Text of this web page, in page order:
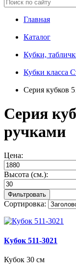
Главная
Каталог
Кубки,
Кубки класса
Серия кубков
Серия
ручками
Цена:
Высота (см.):
Сортировка:
Кубок 511‑3021
Кубок 30 см